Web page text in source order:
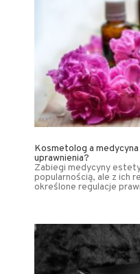
Kosmetolog a
uprawnienia?
Zabiegi medycyny
popularnością, ale z ich
określone regulacje